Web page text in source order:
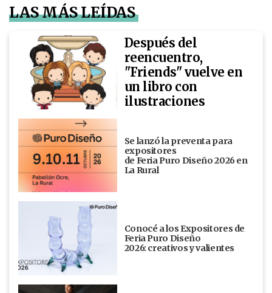
LAS MÁS LEÍDAS
Después del
reencuentro,
"Friends" vuelve en
un libro con
ilustraciones
Se lanzó la preventa para
expositores
de Feria Puro Diseño 2026 en
La Rural
Conocé a los Expositores de
Feria Puro Diseño
2026: creativos y valientes